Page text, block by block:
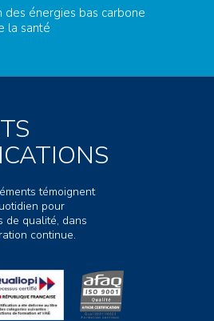
des énergies bas carbone
la santé
témoignent
pour
de qualité, dans
continue.